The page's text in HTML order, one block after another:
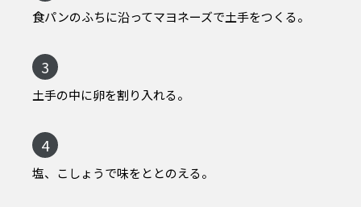
食パンのふちに沿ってマヨネーズで土手をつくる。
3
土手の中に卵を割り入れる。
4
塩、こしょうで味をととのえる。